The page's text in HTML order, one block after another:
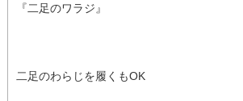
『二足のワラジ』
二足のわらじを履くもOK